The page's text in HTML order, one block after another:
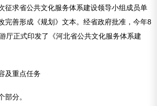
征求省公共文化服务体系建设领导小组成员单
完善形成《规划》文本。经省政府批准，今年8
厅正式印发了《河北省公共文化服务体系建
及重点任务
部分。